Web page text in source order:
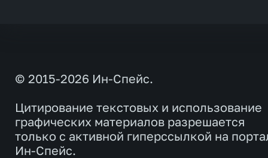
© 2015-2026 Ин-Спейс.
Цитирование текстовых и использование
графических материалов разрешается
только с активной гиперссылкой на
Ин-Спейс.